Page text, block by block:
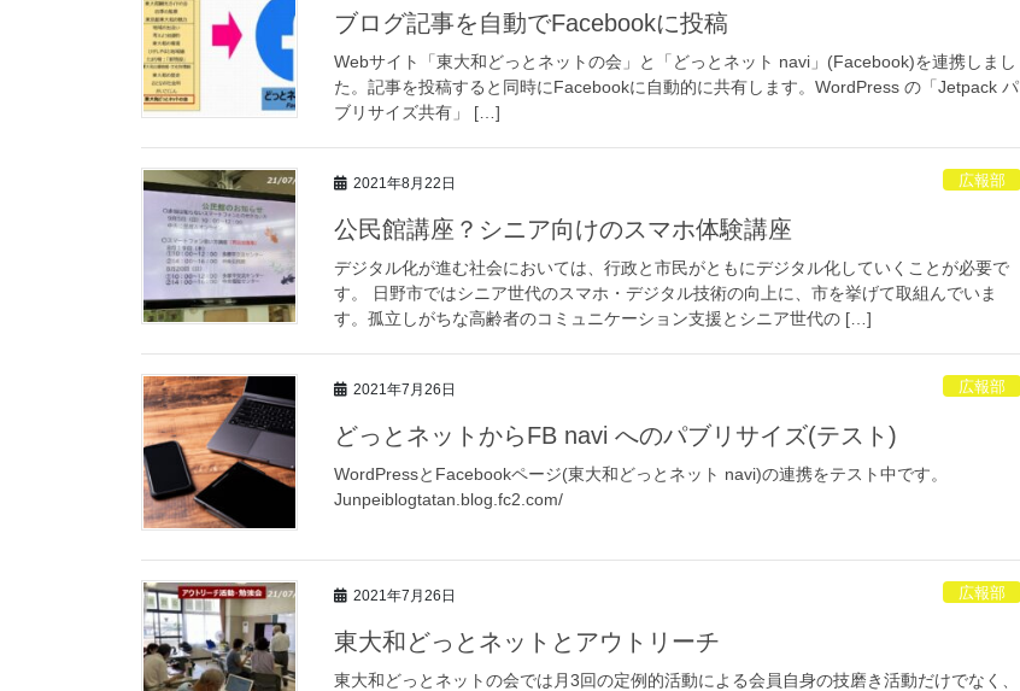
ブログ記事を自動でFacebookに投稿
Webサイト「東大和どっとネットの会」と「どっとネット navi」(Facebook)を連携しまし
た。記事を投稿すると同時にFacebookに自動的に共有します。WordPress の「Jetpack パ
ブリサイズ共有」 […]
2021年8月22日 広報部
公民館講座？シニア向けのスマホ体験講座
デジタル化が進む社会においては、行政と市民がともにデジタル化していくことが必要で
す。 日野市ではシニア世代のスマホ・デジタル技術の向上に、市を挙げて取組んでいま
す。孤立しがちな高齢者のコミュニケーション支援とシニア世代の […]
2021年7月26日 広報部
どっとネットからFB navi へのパブリサイズ(テスト)
WordPressとFacebookページ(東大和どっとネット navi)の連携をテスト中です。
Junpeiblogtatan.blog.fc2.com/
2021年7月26日 広報部
東大和どっとネットとアウトリーチ
東大和どっとネットの会では月3回の定例的活動による会員自身の技磨き活動だけでなく、